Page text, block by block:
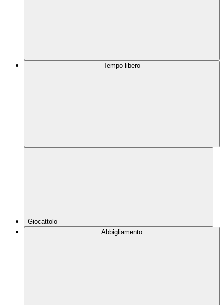
Tempo libero
Giocattolo
Abbigliamento